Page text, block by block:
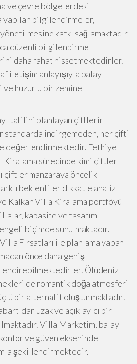
ve çevre bölgelerdeki
yapılan bilgilendirmeler,
katkı sağlamaktadır.
düzenli bilgilendirme
daha rahat hissetmektedirler.
iletişim anlayışıyla balayı
ve huzurlu bir zemine
tatilini planlayan çiftlerin
indirgemeden, her çifti
değerlendirmektedir. Fethiye
Kiralama sürecinde kimi çiftler
çiftler manzaraya öncelik
beklentiler dikkatle analiz
Kalkan Villa Kiralama portföyü
kapasite ve tasarım
biçimde sunulmaktadır.
Fırsatları ile planlama yapan
önce daha geniş
Ölüdeniz
de romantik doğa atmosferi
bir alternatif oluşturmaktadır.
uzak ve açıklayıcı bir
Villa Marketim, balayı
ve güven ekseninde
şekillendirmektedir.